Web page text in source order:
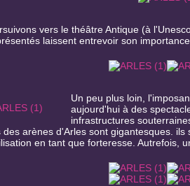
vers le théâtre Antique (à
laissent entrevoir son
Un peu plus loin,
aujourd'hui à des
infrastructures
des arènes d'Arles sont gigantesques.
en tant que forteresse. Autrefois,